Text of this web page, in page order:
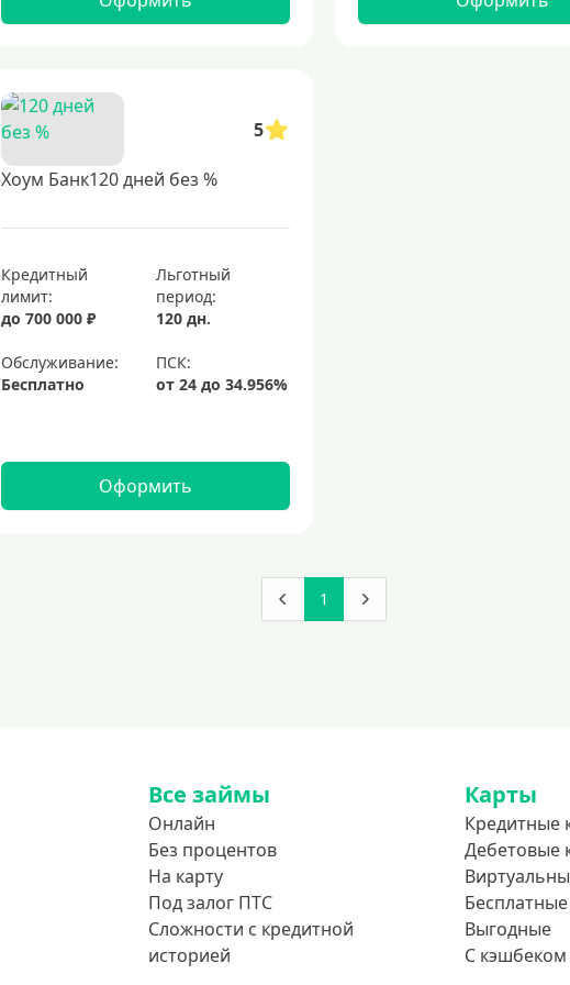
5
Хоум Банк120 дней без %
Кредитный
лимит:
до 700 000 ₽
Льготный
период:
120 дн.
Обслуживание:
Бесплатно
Оформить
1
Все займы
Онлайн
Без процентов
На карту
Под залог ПТС
Сложности с кредитной
историей
Карты
Кредитные
Дебетовые
Бесплатные
Выгодные
С кэшбеком